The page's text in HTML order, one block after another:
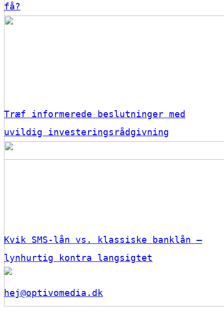
få?
Træf informerede beslutninger med
uvildig investeringsrådgivning
Kvik SMS-lån vs. klassiske banklån –
lynhurtig kontra langsigtet
hej@optivomedia.dk